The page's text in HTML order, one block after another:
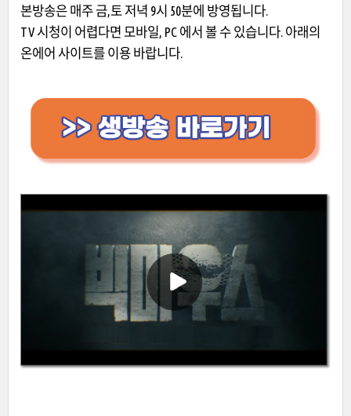
본방송은 매주 금,토 저녁 9시 50분에 방영됩니다.
TV 시청이 어렵다면 모바일, PC 에서 볼 수 있습니다. 아래의
온에어 사이트를 이용 바랍니다.